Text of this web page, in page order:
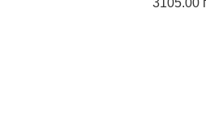
3105.00